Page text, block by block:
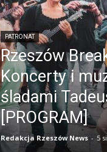
PATRONAT
Rzeszów
Koncerty i
śladami
[PROGRAM]
Redakcja Rzeszów News - 5